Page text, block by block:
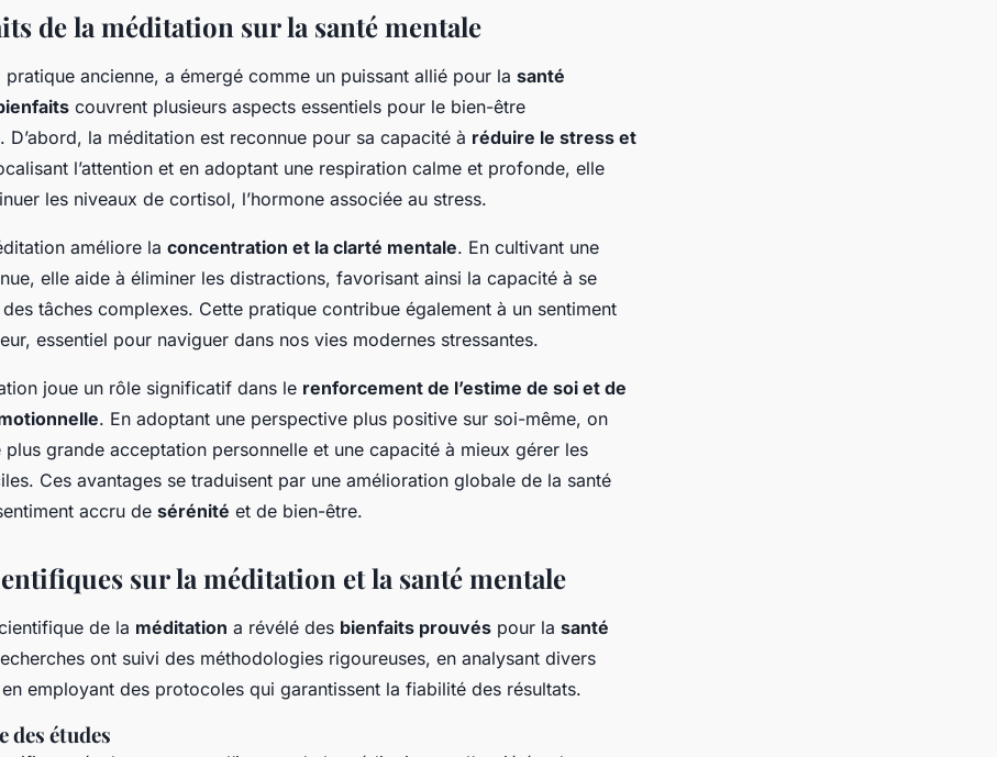
de la méditation sur la santé mentale
pratique ancienne, a émergé comme un puissant allié pour la santé
couvrent plusieurs aspects essentiels pour le bien-être
D’abord, la méditation est reconnue pour sa capacité à réduire le stress et
l’attention et en adoptant une respiration calme et profonde, elle
les niveaux de cortisol, l’hormone associée au stress.
améliore la concentration et la clarté mentale. En cultivant une
elle aide à éliminer les distractions, favorisant ainsi la capacité à se
tâches complexes. Cette pratique contribue également à un sentiment
essentiel pour naviguer dans nos vies modernes stressantes.
joue un rôle significatif dans le renforcement de l’estime de soi et de
. En adoptant une perspective plus positive sur soi-même, on
grande acceptation personnelle et une capacité à mieux gérer les
Ces avantages se traduisent par une amélioration globale de la santé
accru de sérénité et de bien-être.
sur la méditation et la santé mentale
de la méditation a révélé des bienfaits prouvés pour la santé
ont suivi des méthodologies rigoureuses, en analysant divers
employant des protocoles qui garantissent la fiabilité des résultats.
des études